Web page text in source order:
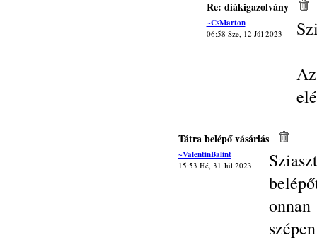
Re: diákigazolvány
~CsMarton
06:58 Sze, 12 Júl 2023
Tátra belépő vásárlás
~ValentinBalint
15:53 Hé, 31 Júl 2023